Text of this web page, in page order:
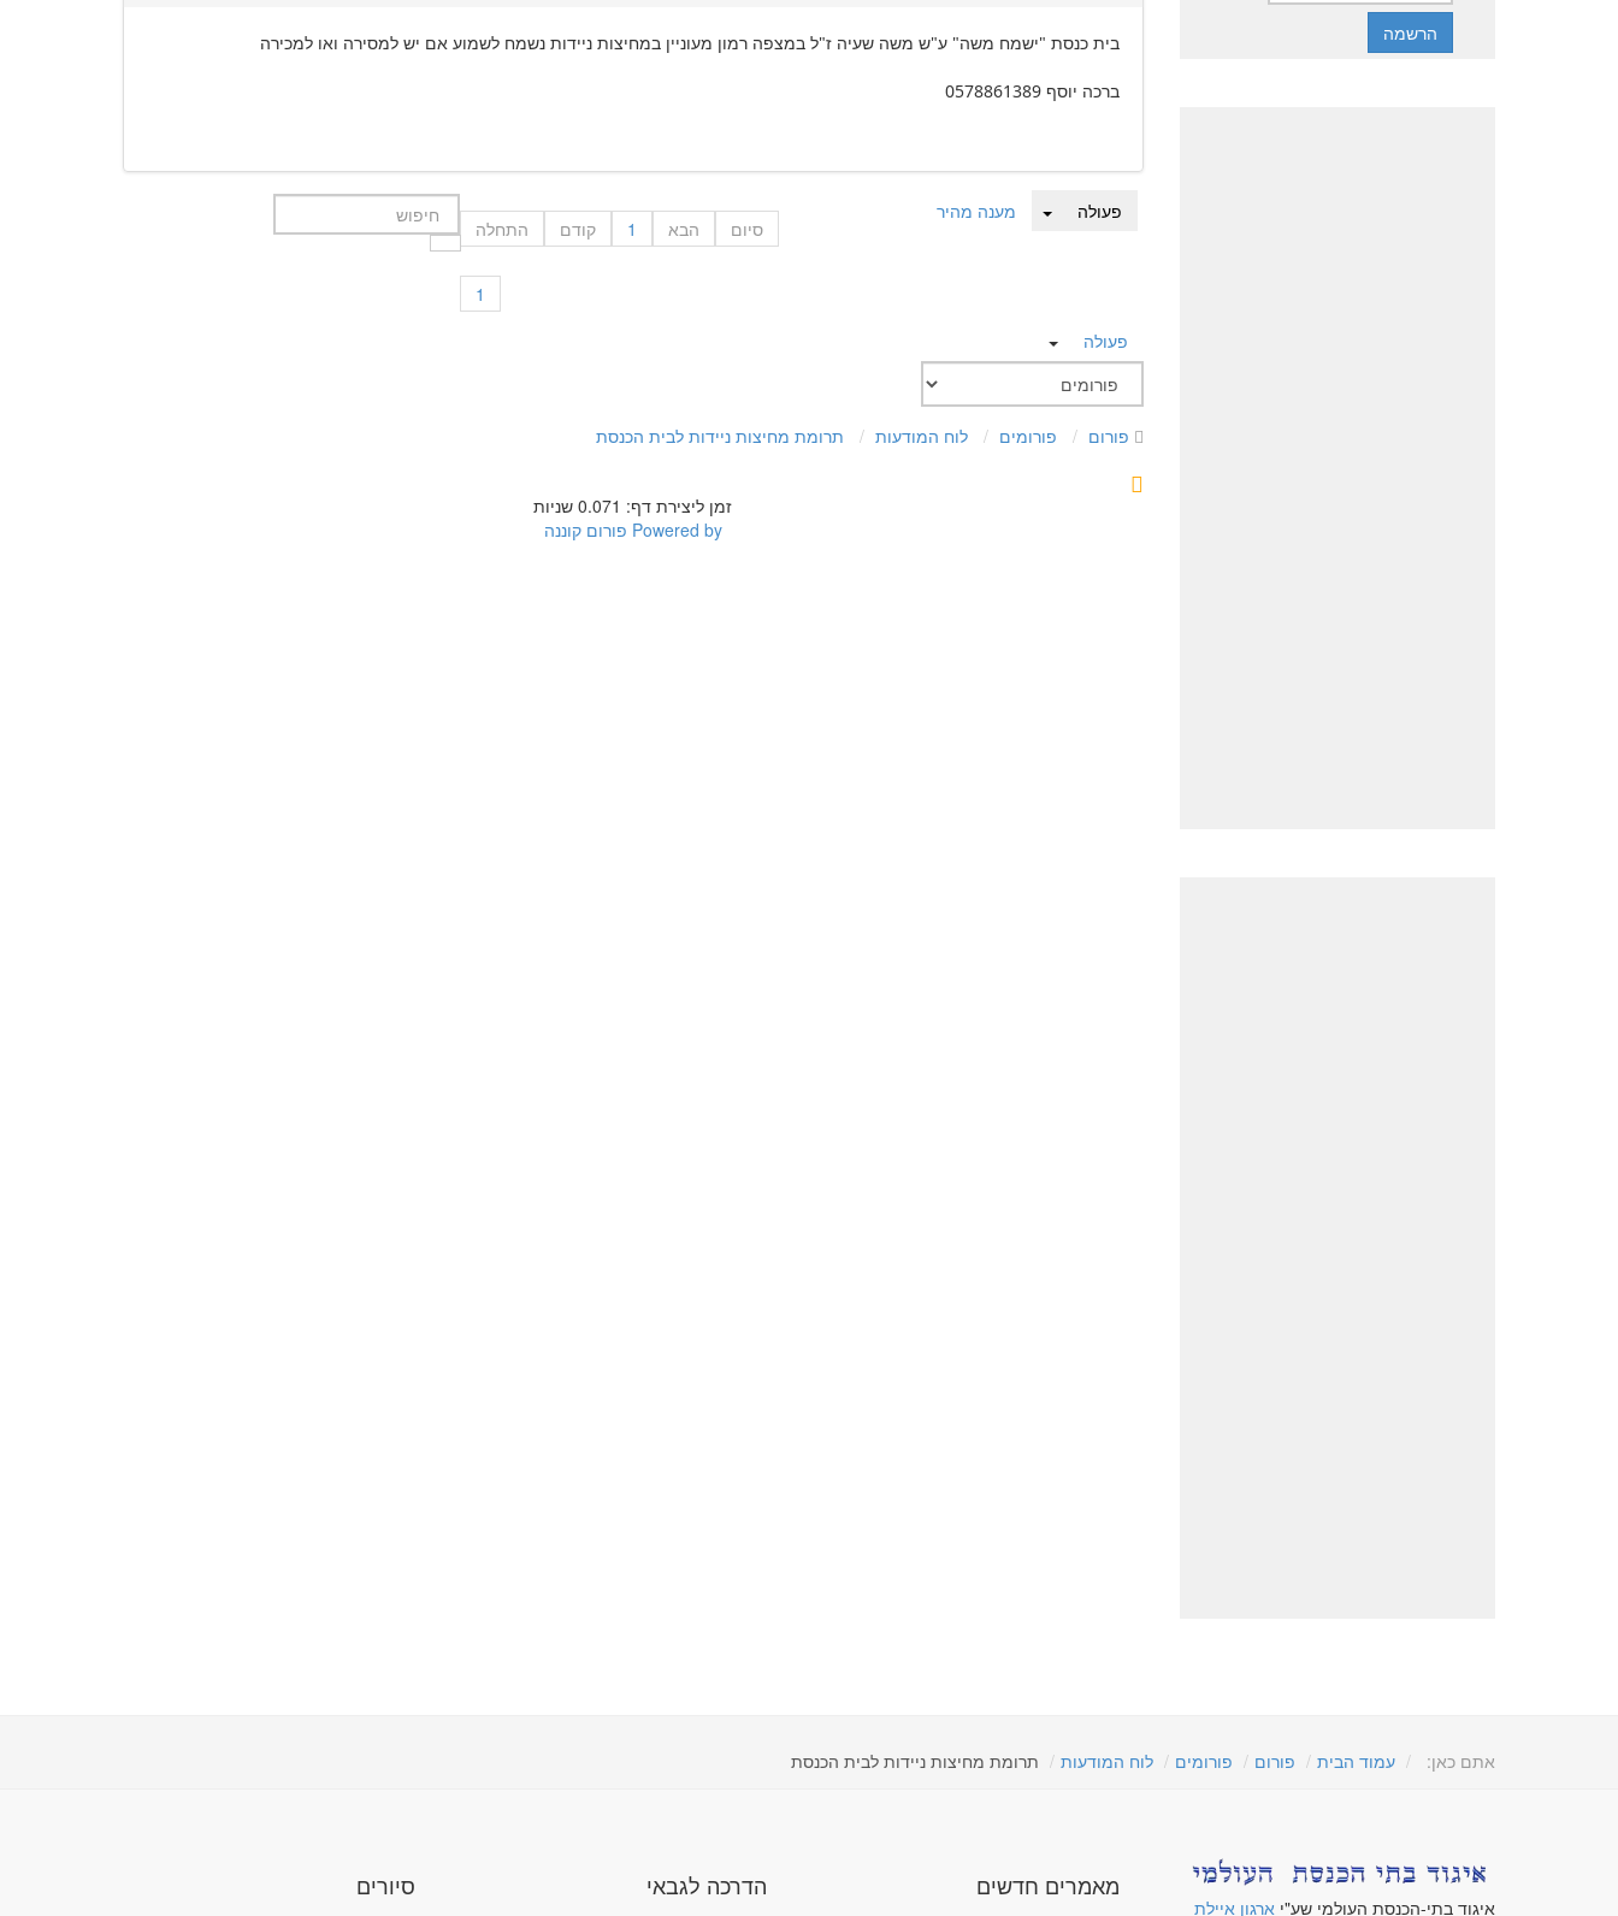
בית כנסת "ישמח משה" ע"ש משה שעיה ז"ל במצפה רמון מעוניין במחיצות ניידות נשמח לשמוע אם יש למסירה ואו למכירה
ברכה יוסף 0578861389
מענה מהיר פעולה
התחלה קודם 1 הבא סיום
1
פעולה
פורום פורומים לוח המודעות תרומת מחיצות ניידות לבית הכנסת
זמן ליצירת דף: 0.071 שניות
Powered by פורום קוננה
אתם כאן: עמוד הבית פורום פורומים לוח המודעות תרומת מחיצות ניידות לבית הכנסת
איגוד בתי-הכנסת העולמי שע"י ארגון איילת
מאמרים חדשים הדרכה לגבאי סיורים